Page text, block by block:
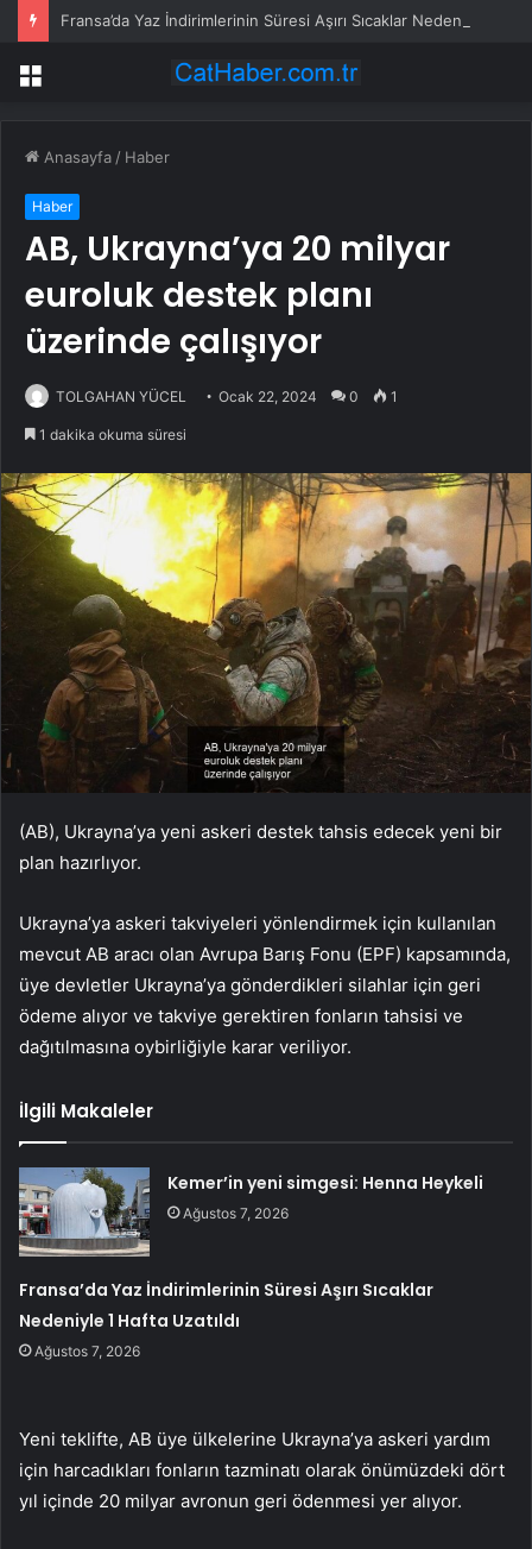
Menü
Anasayfa / Haber
Haber
AB, Ukrayna’ya 20 milyar
euroluk destek planı
üzerinde çalışıyor
TOLGAHAN YÜCEL Ocak 22, 2024 0 1
1 dakika okuma süresi
(AB), Ukrayna’ya yeni askeri destek tahsis edecek yeni bir
plan hazırlıyor.
Ukrayna’ya askeri takviyeleri yönlendirmek için kullanılan
mevcut AB aracı olan Avrupa Barış Fonu (EPF) kapsamında,
üye devletler Ukrayna’ya gönderdikleri silahlar için geri
ödeme alıyor ve takviye gerektiren fonların tahsisi ve
dağıtılmasına oybirliğiyle karar veriliyor.
İlgili Makaleler
Kemer’in yeni simgesi: Henna Heykeli
Ağustos 7, 2026
Fransa’da Yaz İndirimlerinin Süresi Aşırı Sıcaklar
Nedeniyle 1 Hafta Uzatıldı
Ağustos 7, 2026
Yeni teklifte, AB üye ülkelerine Ukrayna’ya askeri yardım
için harcadıkları fonların tazminatı olarak önümüzdeki dört
yıl içinde 20 milyar avronun geri ödenmesi yer alıyor.